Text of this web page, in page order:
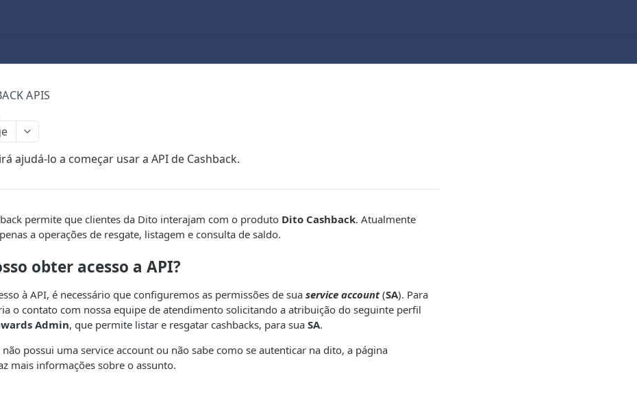
APIS
ajudá-lo a começar usar a API de Cashback.
permite que clientes da Dito interajam com o produto Dito Cashback. Atualmente
a operações de resgate, listagem e consulta de saldo.
obter acesso a API?
à API, é necessário que configuremos as permissões de sua service account(SA). Para
o contato com nossa equipe de atendimento solicitando a atribuição do seguinte perfil
Admin, que permite listar e resgatar cashbacks, para sua SA.
não possui uma service account ou não sabe como se autenticar na dito, a página
mais informações sobre o assunto.